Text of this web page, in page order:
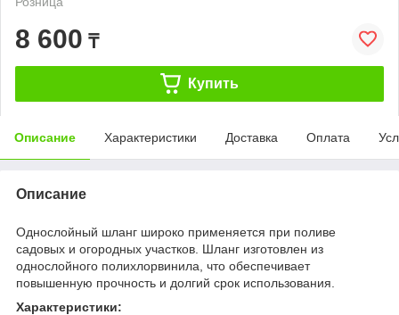
8 600 ₸
Купить
Описание Характеристики Доставка Оплата
Описание
Однослойный шланг широко применяется при поливе
садовых и огородных участков. Шланг изготовлен из
однослойного полихлорвинила, что обеспечивает
повышенную прочность и долгий срок использования.
Характеристики: